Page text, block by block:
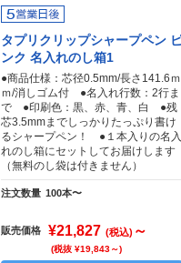
タプリクリップシャープペン
ンク 名入れのし箱1
●商品仕様：芯径0.5mm/長さ141.6ｍ
ｍ/消しゴム付 ●名入れ行数：2行ま
で ●印刷色：黒、赤、青、白 ●残
芯3.5mmまでしっかりたっぷり書け
るシャープペン！ ●１本入りの名入
れのし箱にセットしてお届けします
（無料のし袋は付きません）
注文数量 100本〜
販売価格 ¥21,827 (税込) ～
(税抜 ¥19,843～)